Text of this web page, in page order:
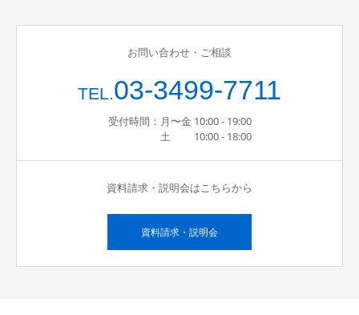
お問い合わせ・ご相談
TEL. 03-3499-7711
受付時間：月〜金 10:00 - 19:00
土 10:00 - 18:00
資料請求・説明会はこちらから
資料請求・説明会